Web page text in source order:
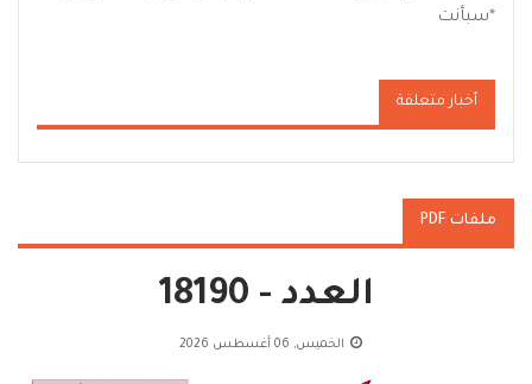
*سبأنت
أخبار متعلقة
ملفات PDF
العدد - 18190
الخميس, 06 أغسطس 2026